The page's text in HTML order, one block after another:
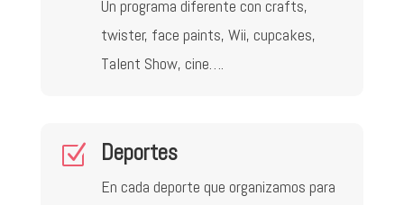
Un programa diferente con crafts,
twister, face paints, Wii, cupcakes,
Talent Show, cine….
Z Deportes
En cada deporte que organizamos para